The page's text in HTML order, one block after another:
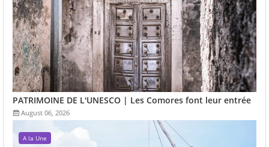
PATRIMOINE DE L'UNESCO | Les Comores font leur entrée
August 06, 2026
A la Une